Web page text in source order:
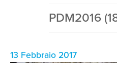
PDM2016
13 Febbraio 2017